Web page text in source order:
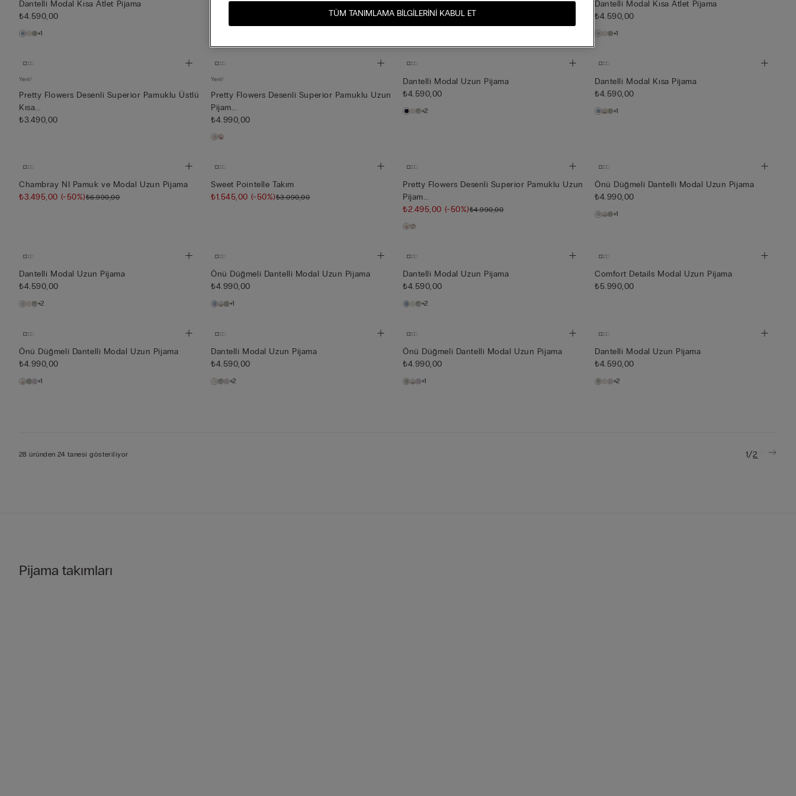
Dantelli Modal Kısa Atlet Pijama
₺4.590,00
+1
Dantelli Modal Kısa Pijama
I Bloom Desenli Fresh Bamboo Uzun Pijama
₺3.495,00(-50%)₺6.990,00
Dantelli Modal Kısa Atlet Pijama
₺4.590,00
+1
Yeni!
Pretty Flowers Desenli Superior Pamuklu Üstlü
Kısa...
₺3.490,00
Yeni!
Pretty Flowers Desenli Superior Pamuklu Uzun
Pijam...
₺4.990,00
Dantelli Modal Uzun Pijama
₺4.590,00
+2
Dantelli Modal Kısa Pijama
₺4.590,00
+1
Chambray NI Pamuk ve Modal Uzun Pijama
₺3.495,00 (-50%)₺6.990,00
Sweet Pointelle Takım
₺1.545,00 (-50%)₺3.090,00
Pretty Flowers Desenli Superior Pamuklu Uzun
Pijam...
₺2.495,00 (-50%)₺4.990,00
Önü Düğmeli Dantelli Modal Uzun Pijama
₺4.990,00
+1
Dantelli Modal Uzun Pijama
₺4.590,00
+2
Önü Düğmeli Dantelli Modal Uzun Pijama
₺4.990,00
+1
Dantelli Modal Uzun Pijama
₺4.590,00
+2
Comfort Details Modal Uzun Pijama
₺5.990,00
Önü Düğmeli Dantelli Modal Uzun Pijama
₺4.990,00
+1
Dantelli Modal Uzun Pijama
₺4.590,00
+2
Önü Düğmeli Dantelli Modal Uzun Pijama
₺4.990,00
+1
Dantelli Modal Uzun Pijama
₺4.590,00
+2
28 üründen 24 tanesi gösteriliyor 1/2
Pijama takımları
TÜM TANIMLAMA BILGILERINI KABUL ET